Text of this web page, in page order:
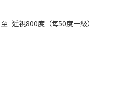
近視800度（每50度一級）